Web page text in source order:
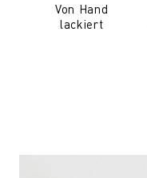
Von Hand
lackiert